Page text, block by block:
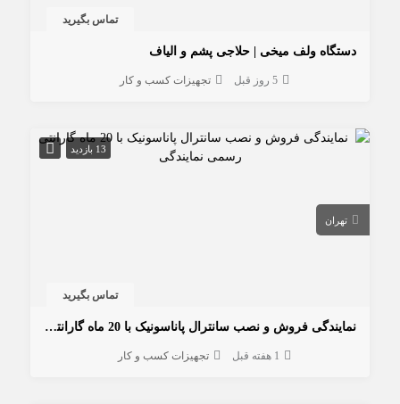
تماس بگیرید
دستگاه ولف میخی | حلاجی پشم و الیاف
5 روز قبل تجهیزات کسب و کار
13 بازدید
تهران
تماس بگیرید
نمایندگی فروش و نصب سانترال پاناسونیک با 20 ماه گارانتی رسمی نمایندگی
1 هفته قبل تجهیزات کسب و کار